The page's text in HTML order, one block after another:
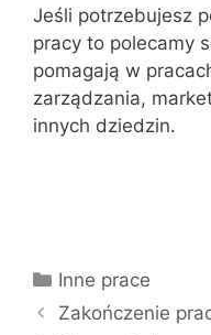
Jeśli potrzebujesz
pracy to polecamy
pomagają w
zarządzania,
innych dziedzin.
Kategorie
Inne prace
Zakończenie